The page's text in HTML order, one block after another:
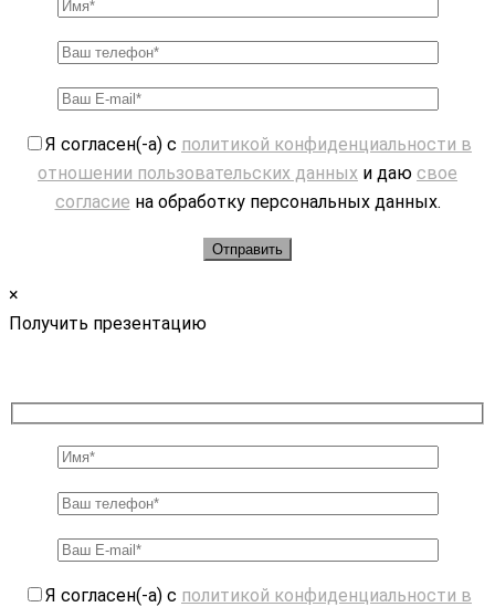
Я согласен(-а) с политикой конфиденциальности в
отношении пользовательских данных и даю свое
согласие на обработку персональных данных.
×
Получить презентацию
Я согласен(-а) с политикой конфиденциальности в